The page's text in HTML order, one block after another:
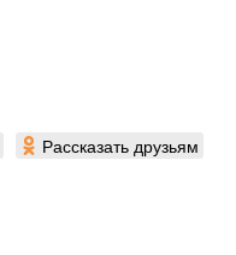
Рассказать друзьям